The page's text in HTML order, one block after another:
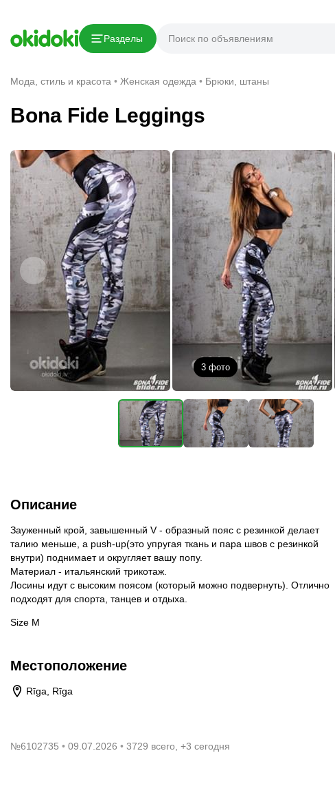
Разделы
Мода, стиль и красота Женская одежда Брюки, штаны
Bona Fide Leggings
3 фото
Описание
Зауженный крой, завышенный V - образный пояс с резинкой делает
талию меньше, а push-up(это упругая ткань и пара швов с резинкой
внутри) поднимает и округляет вашу попу.
Материал - итальянский трикотаж.
Лосины идут с высоким поясом (который можно подвернуть). Отлично
подходят для спорта, танцев и отдыха.
Size M
Местоположение
Rīga, Rīga
№6102735 09.07.2026 3729 всего, +3 сегодня
Скопировать ссылку